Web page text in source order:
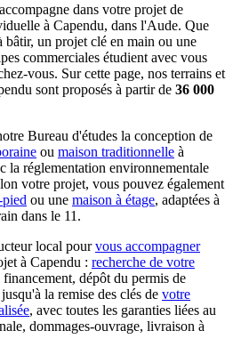
dans votre projet de
à Capendu, dans l'Aude. Que
bâtir, un projet clé en main ou une
commerciales étudient avec vous
vous. Sur cette page, nos terrains et
sont proposés à partir de 36 000
Bureau d'études la conception de
ou maison traditionnelle à
la réglementation environnementale
votre projet, vous pouvez également
ou une maison à étage, adaptées à
dans le 11.
local pourvous accompagner
à Capendu : recherche de votre
dépôt du permis de
la remise des clés de votre
, avec toutes les garanties liées au
dommages-ouvrage, livraison à